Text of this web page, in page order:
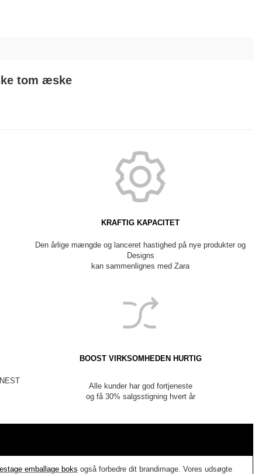
tom æske
KRAFTIG KAPACITET
Den årlige mængde og lanceret hastighed på nye produkter og
Designs
kan sammenlignes med Zara
BOOST VIRKSOMHEDEN HURTIG
Alle kunder har god fortjeneste
og få 30% salgsstigning hvert år
emballage boks også forbedre dit brandimage. Vores udsøgte